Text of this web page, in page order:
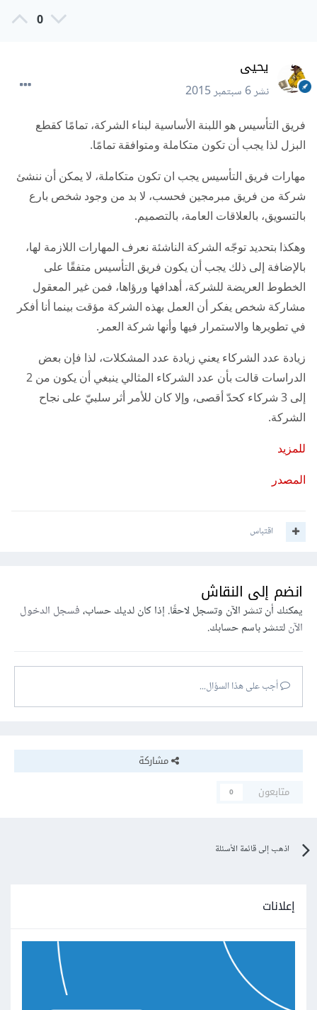
0
يحيى
نشر6 سبتمبر 2015
فريق التأسيس هو اللبنة الأساسية لبناء الشركة، تمامًا كقطع
البزل لذا يجب أن تكون متكاملة ومتوافقة تمامًا.
مهارات فريق التأسيس يجب ان تكون متكاملة، لا يمكن أن ننشئ
شركة من فريق مبرمجين فحسب، لا بد من وجود شخص بارع
بالتسويق، بالعلاقات العامة، بالتصميم.
وهكذا بتحديد توجّه الشركة الناشئة نعرف المهارات اللازمة لها،
بالإضافة إلى ذلك يجب أن يكون فريق التأسيس متفقًا على
الخطوط العريضة للشركة، أهدافها ورؤاها، فمن غير المعقول
مشاركة شخص يفكر أن العمل بهذه الشركة مؤقت بينما أنا أفكر
في تطويرها والاستمرار فيها وأنها شركة العمر.
زيادة عدد الشركاء يعني زيادة عدد المشكلات، لذا فإن بعض
الدراسات قالت بأن عدد الشركاء المثالي ينبغي أن يكون من 2
إلى 3 شركاء كحدّ أقصى، وإلا كان للأمر أثر سلبيّ على نجاح
الشركة.
للمزيد
المصدر
اقتباس
انضم إلى النقاش
يمكنك أن تنشر الآن وتسجل لاحقًا. إذا كان لديك حساب،فسجل الدخول
الآنلتنشر باسم حسابك.
أجب على هذا السؤال...
مشاركة
متابعون
0
اذهب إلى قائمة الأسئلة
إعلانات